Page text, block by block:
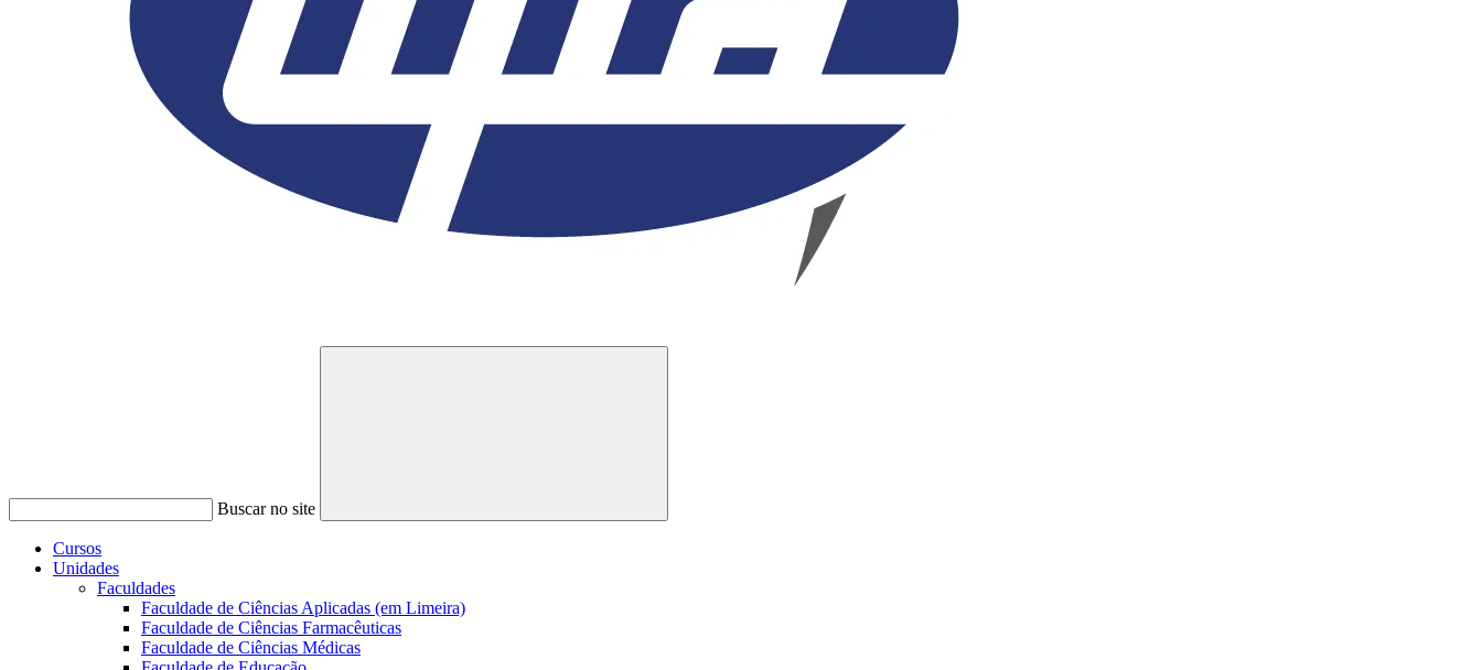
Buscar no site
Buscar
Cursos
Unidades
Faculdades
Faculdade de Ciências Aplicadas (em Limeira)
Faculdade de Ciências Farmacêuticas
Faculdade de Ciências Médicas